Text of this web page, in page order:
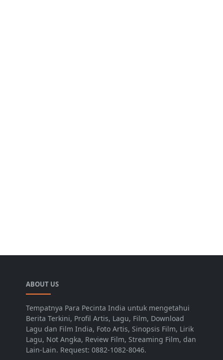
ABOUT US
Tempatnya Para Pecinta India untuk mengetahui
Berita Terkini, Profil Artis, Lagu, Film, Download
Lagu dan Film India, Foto Artis, Sinopsis Film, Lirik
Lagu, Not Angka, Review Film, Streaming Film, dan
Lain-Lain. Request: 0882-1082-8046.